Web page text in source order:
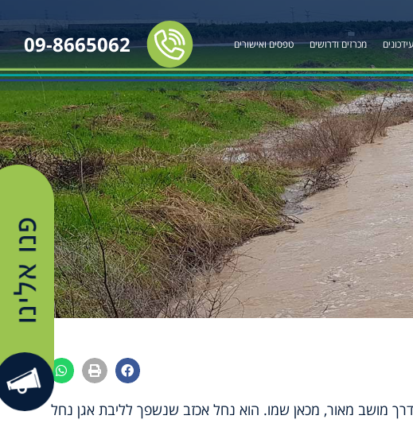
מכרזים ודרושים טפסים ואישורים 09-8665062
מושב מאור, מכאן שמו. הוא נחל אכזב שנשפך לליבת אגן נחל